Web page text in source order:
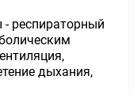
респираторный
дыхания,